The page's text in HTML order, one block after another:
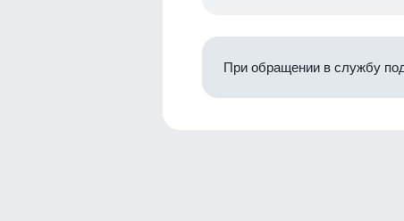
При обращении в службу